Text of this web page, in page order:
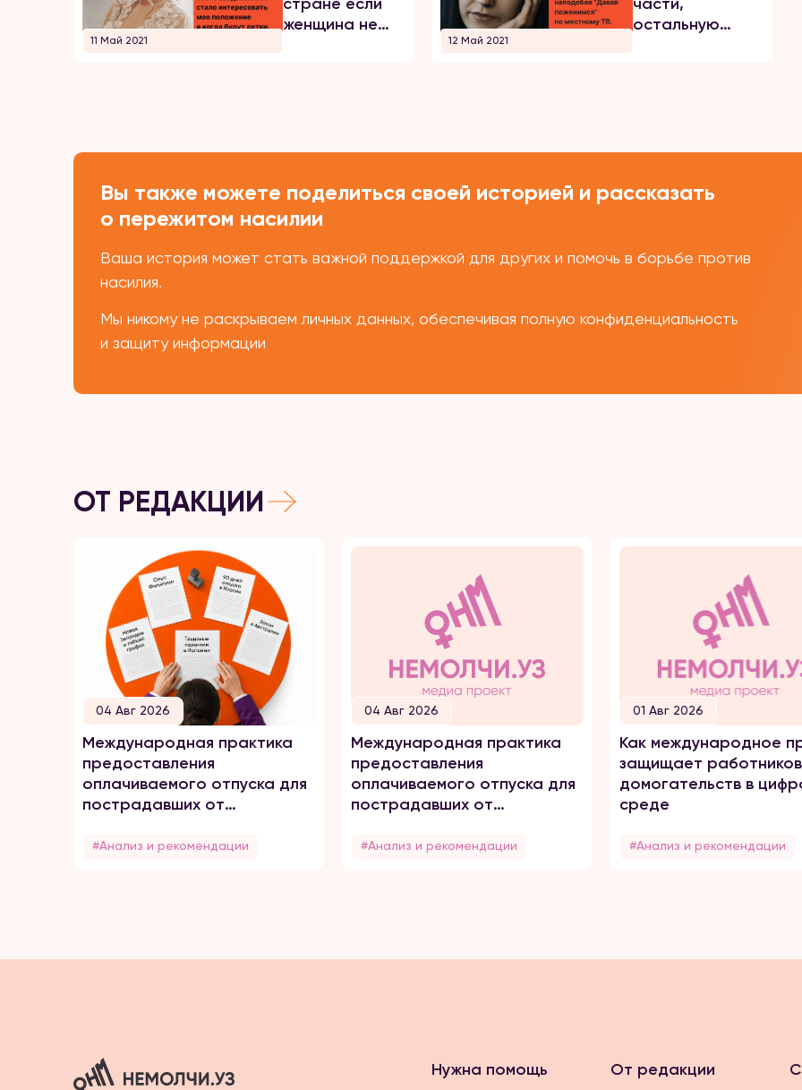
11 Май 2021
женщина не
12 Май 2021
остальную
Вы также можете поделиться своей историей и рассказать
о пережитом насилии
Ваша история может стать важной поддержкой для других и помочь в борьбе против
насилия.
Мы никому не раскрываем личных данных, обеспечивая полную конфиденциальность
и защиту информации
ОТ РЕДАКЦИИ
04 Авг 2026
Международная практика
предоставления
оплачиваемого отпуска для
пострадавших от
#Анализ и рекомендации
04 Авг 2026
Международная практика
предоставления
оплачиваемого отпуска для
пострадавших от
#Анализ и рекомендации
01 Авг 2026
Как международное
защищает
домогательств в
среде
#Анализ и рекомендации
Нужна помощь От редакции